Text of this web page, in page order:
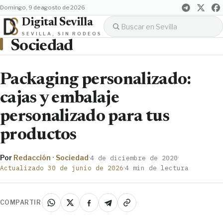
domingo, 9 de agosto de 2026
Digital Sevilla
SEVILLA, SIN RODEOS
Sociedad
Packaging personalizado:
cajas y embalaje
personalizado para tus
productos
Por Redacción · Sociedad·4 de diciembre de 2020·
Actualizado 30 de junio de 2026·4 min de lectura
COMPARTIR